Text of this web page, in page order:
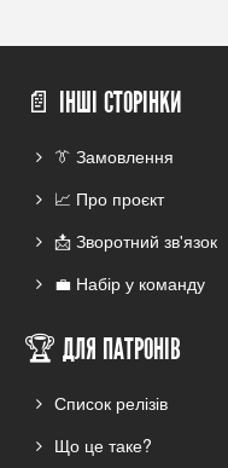
📄 ІНШІ СТОРІНКИ
👔 Замовлення
📈 Про проєкт
📩 Зворотний зв'язок
💼 Набір у команду
🏆 ДЛЯ ПАТРОНІВ
Список релізів
Що це таке?